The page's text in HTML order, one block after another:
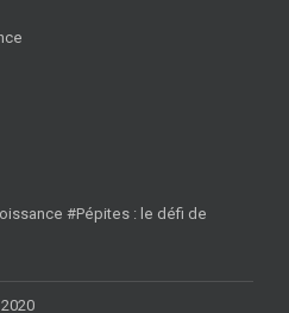
#Pépites : le défi de